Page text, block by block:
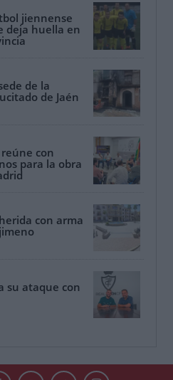
jiennense
deja huella en
de la
de Jaén
con
para la obra
con arma
su ataque con